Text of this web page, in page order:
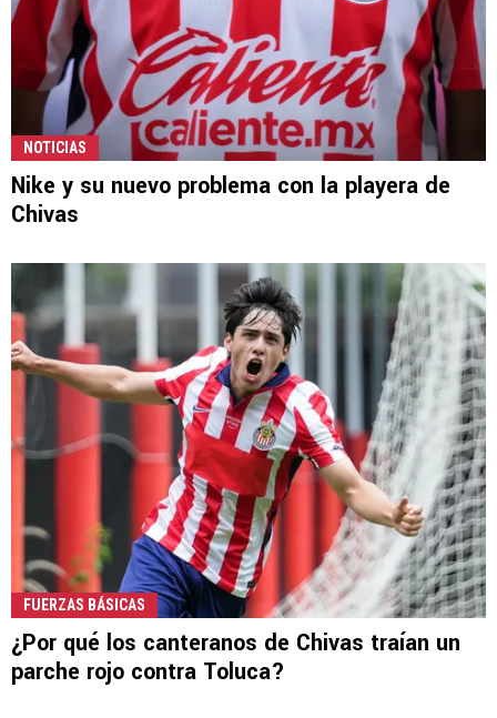
NOTICIAS
Nike y su nuevo problema con la playera de
Chivas
FUERZAS BÁSICAS
¿Por qué los canteranos de Chivas traían un
parche rojo contra Toluca?